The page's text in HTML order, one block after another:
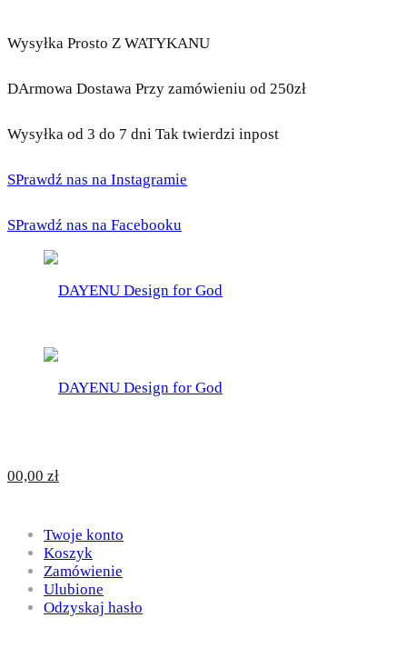
Wysyłka Prosto Z WATYKANU
DArmowa Dostawa Przy zamówieniu od 250zł
Wysyłka od 3 do 7 dni Tak twierdzi inpost
SPrawdź nas na Instagramie
SPrawdź nas na Facebooku
for
God
DAYENU
Design
00,00 zł
Twoje konto
Koszyk
Zamówienie
Ulubione
Odzyskaj hasło